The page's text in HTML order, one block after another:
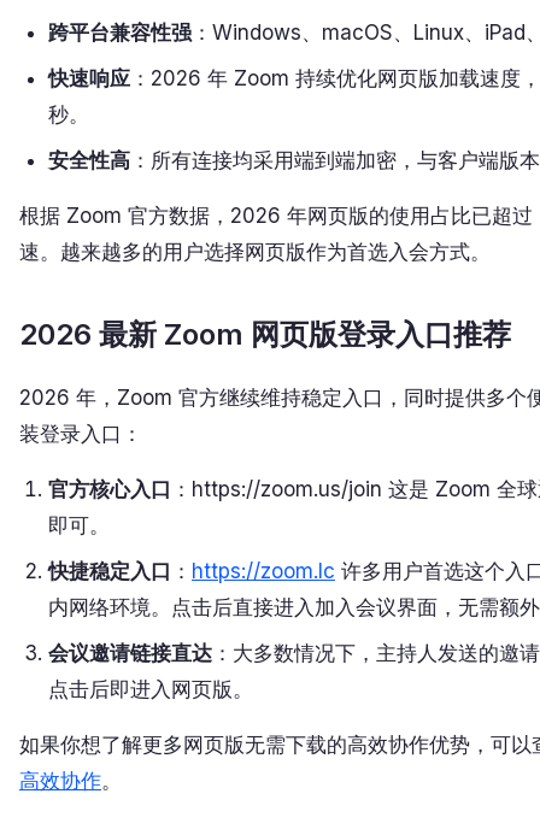
跨平台兼容性强 ：Windows、macOS、Linux、iPad
快速响应 ：2026 年 Zoom 持续优化网页版加载速度
秒。
安全性高 ：所有连接均采用端到端加密，与客户端版
根据 Zoom 官方数据，2026 年网页版的使用占比已超
速。越来越多的用户选择网页版作为首选入会方式。
2026 最新 Zoom 网页版登录入口推荐
2026 年，Zoom 官方继续维持稳定入口，同时提供多个
装登录入口：
官方核心入口 ：https://zoom.us/join 这是 Zoom 全
即可。
快捷稳定入口 ： https://zoom.lc 许多用户首选这个入
内网络环境。点击后直接进入加入会议界面，无需额
会议邀请链接直达 ：大多数情况下，主持人发送的邀
点击后即进入网页版。
如果你想了解更多网页版无需下载的高效协作优势，可
高效协作。